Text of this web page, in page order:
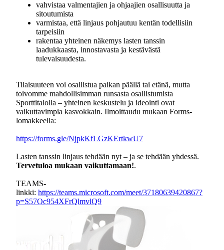
vahvistaa valmentajien ja ohjaajien osallisuutta ja
sitoutumista
varmistaa, että linjaus pohjautuu kentän todellisiin
tarpeisiin
rakentaa yhteinen näkemys lasten tanssin
laadukkaasta, innostavasta ja kestävästä
tulevaisuudesta.
Tilaisuuteen voi osallistua paikan päällä tai etänä, mutta
toivomme mahdollisimman runsasta osallistumista
Sporttitalolla – yhteinen keskustelu ja ideointi ovat
vaikuttavimpia kasvokkain. Ilmoittaudu mukaan Forms-
lomakkeella:
https://forms.gle/NjpkKfLGzKErtkwU7
Lasten tanssin linjaus tehdään nyt – ja se tehdään yhdessä.
Tervetuloa mukaan vaikuttamaan!.
TEAMS-
linkki: https://teams.microsoft.com/meet/37180639420867?
p=S57Oc954XFrQlmvlQ9